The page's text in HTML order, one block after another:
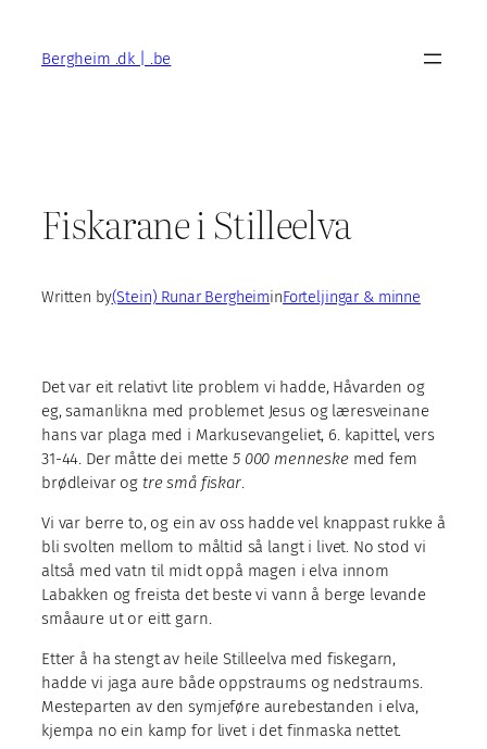
contentBergheim .dk | .be
Fiskarane i Stilleelva
Written by(Stein) Runar BergheiminForteljingar & minne
Det var eit relativt lite problem vi hadde, Håvarden og
eg, samanlikna med problemet Jesus og læresveinane
hans var plaga med i Markusevangeliet, 6. kapittel, vers
31-44. Der måtte dei mette 5 000 menneskemed fem
brødleivar og tre små fiskar.
Vi var berre to, og ein av oss hadde vel knappast rukke å
bli svolten mellom to måltid så langt i livet. No stod vi
altså med vatn til midt oppå magen i elva innom
Labakken og freista det beste vi vann å berge levande
småaure ut or eitt garn.
Etter å ha stengt av heile Stilleelva med fiskegarn,
hadde vi jaga aure både oppstraums og nedstraums.
Mesteparten av den symjeføre aurebestanden i elva,
kjempa no ein kamp for livet i det finmaska nettet.